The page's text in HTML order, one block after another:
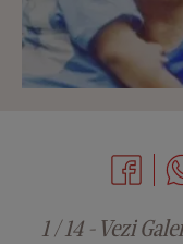
1 / 14 - Vezi